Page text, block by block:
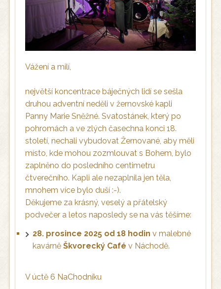
Vážení a milí,
největší koncentrace báječných lidí se sešla
druhou adventní neděli v žernovské kapli
Panny Marie Sněžné. Svatostánek, který po
pohromách a ve zlých časechna konci 18.
století, nechali vybudovat Žernované, aby měli
místo, kde mohou zozmlouvat s Bohem, bylo
zaplněno do posledního centimetru
čtverečního. Kapli ale nezaplnila jen těla,
mnohem více bylo duší :-).
Děkujeme za krásný, veselý a přátelský
podvečer a letos naposledy se na vás těšíme:
28. prosince 2025 od 18 hodin v malebné
kavárně Škvorecký Café v Náchodě.
V úctě 6 NaChodníku